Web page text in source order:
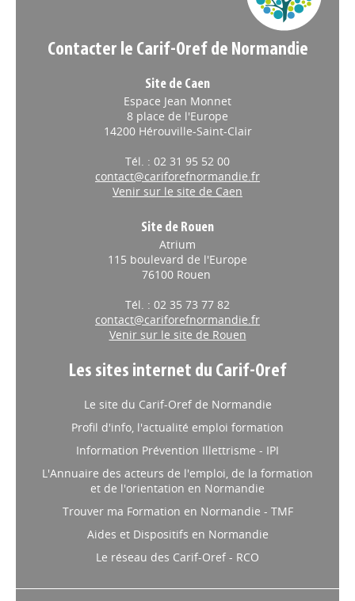
Site de Caen
Espace Jean Monnet
8 place de l'Europe
Tél. : 02 31 95 52 00
contact@cariforefnormandie.fr
Site de Rouen
Atrium
115 boulevard de l'Europe
Tél. : 02 35 73 77 82
contact@cariforefnormandie.fr
Profil d'info, l'actualité emploi formation
L'Annuaire des acteurs de l'emploi, de la formation
Aides et Dispositifs en Normandie